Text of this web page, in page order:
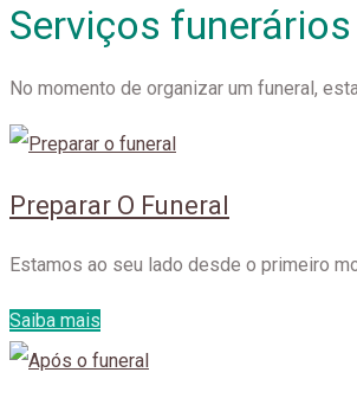
Serviços funerários
No momento de organizar um funeral,
Preparar O Funeral
Estamos ao seu lado desde o primeiro
Saiba mais